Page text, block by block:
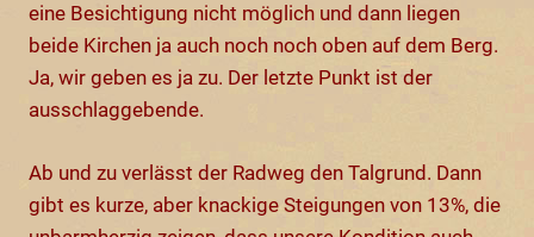
eine Besichtigung nicht möglich und dann liegen
beide Kirchen ja auch noch noch oben auf dem Berg.
Ja, wir geben es ja zu. Der letzte Punkt ist der
ausschlaggebende.
Ab und zu verlässt der Radweg den Talgrund. Dann
gibt es kurze, aber knackige Steigungen von 13%, die